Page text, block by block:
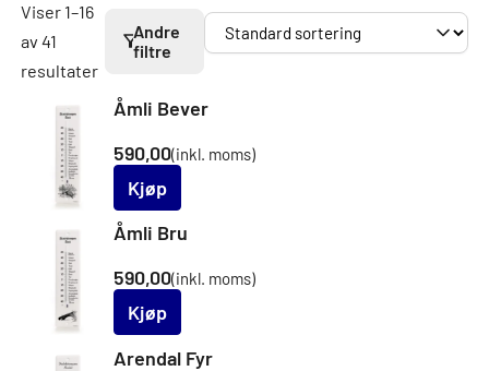
Viser 1–16
av 41
resultater
Andre
filtre
Åmli Bever
590,00(inkl. moms)
Kjøp
Åmli Bru
590,00(inkl. moms)
Kjøp
Arendal Fyr